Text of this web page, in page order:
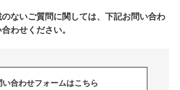
ないご質問に関しては、下記お問い合わ
わせください。
い合わせフォームはこちら